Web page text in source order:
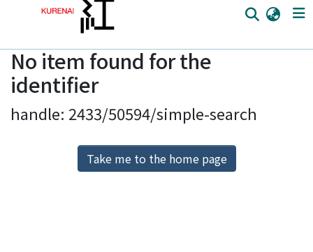
Home
Communities
Browse
Download Ranking
No item found for the
identifier
handle: 2433/50594/simple-search
Take me to the home page